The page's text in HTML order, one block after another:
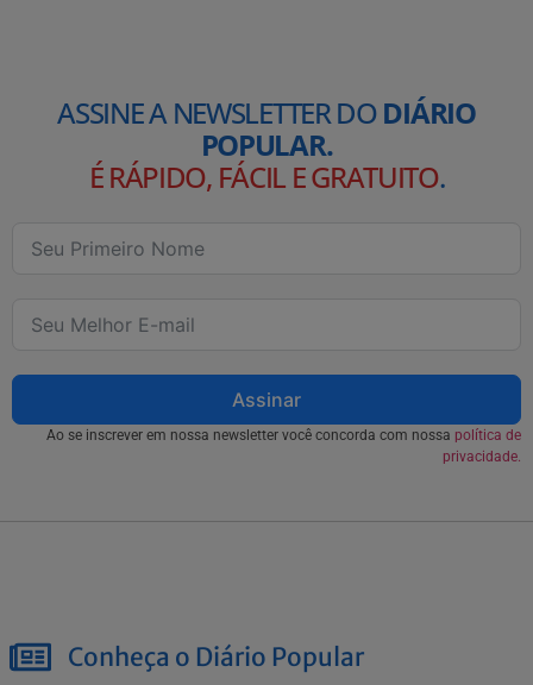
ASSINE A NEWSLETTER DODIÁRIO
POPULAR.
É RÁPIDO, FÁCIL E GRATUITO.
Assinar
Ao se inscrever em nossa newsletter você concorda com nossa política de
privacidade.
Conheça o Diário Popular